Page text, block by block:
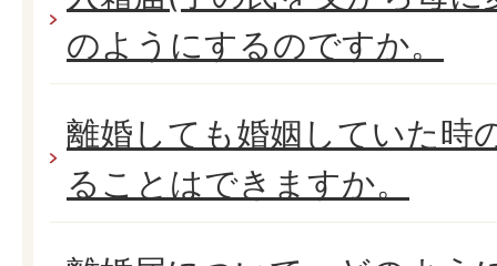
のようにするのですか。
離婚しても婚姻していた時
ることはできますか。